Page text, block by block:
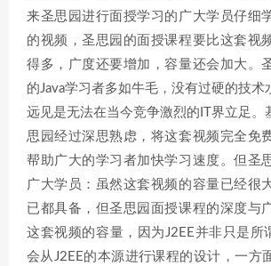
来圣思园进行面授学习的广大学员仔细
的视频，圣思园的面授课程要比这套视
得多，广度还要增加，容量还会加大。
的Java学习者多如牛毛，没有过硬的技术
远见是无法在当今竞争激烈的IT界立足。
思园经过深思熟虑，将这套视频完全免
帮助广大的学习者加快学习速度。但圣
广大学员：虽然这套视频的容量已经很
已都具备，但圣思园面授课程的深度与
这套视频的容量，因为J2EE并非只是所
会从J2EE的本源进行课程的设计，一方